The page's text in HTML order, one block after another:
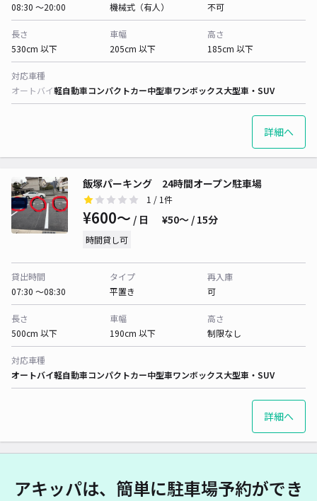
08:30 〜20:00
機械式（有人）
不可
長さ
530cm 以下
車幅
205cm 以下
高さ
185cm 以下
対応車種
オートバイ軽自動車コンパクトカー中型車ワンボックス大型車・SUV
詳細へ
飯塚パーキング 24時間オープン駐車場
1 / 1件
¥600〜 / 日 ¥50〜 / 15分
時間貸し可
貸出時間
07:30 〜08:30
タイプ
平置き
再入庫
可
長さ
500cm 以下
車幅
190cm 以下
高さ
制限なし
対応車種
オートバイ軽自動車コンパクトカー中型車ワンボックス大型車・SUV
詳細へ
アキッパは、簡単に駐車場予約ができ